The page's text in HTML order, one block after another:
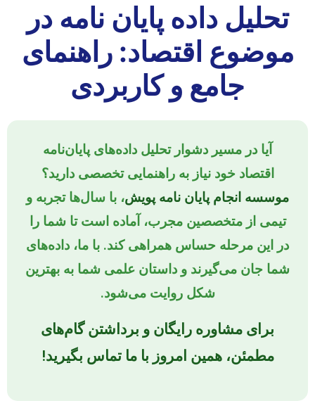
تحلیل داده پایان نامه در
موضوع اقتصاد: راهنمای
جامع و کاربردی
آیا در مسیر دشوار تحلیل داده‌های پایان‌نامه
اقتصاد خود نیاز به راهنمایی تخصصی دارید؟
موسسه انجام پایان نامه پویش، با سال‌ها تجربه و
تیمی از متخصصین مجرب، آماده است تا شما را
در این مرحله حساس همراهی کند. با ما، داده‌های
شما جان می‌گیرند و داستان علمی شما به بهترین
شکل روایت می‌شود.
برای مشاوره رایگان و برداشتن گام‌های
مطمئن، همین امروز با ما تماس بگیرید!